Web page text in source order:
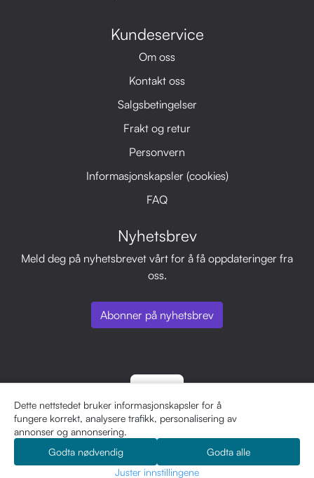
Dette nettstedet bruker informasjonskapsler for å
fungere korrekt, analysere trafikk, personalisering av
annonser og annonsering.
Godta nødvendig
Godta alle
Juster innstillingene
Kundeservice
Om oss
Kontakt oss
Salgsbetingelser
Frakt og retur
Personvern
Informasjonskapsler (cookies)
FAQ
Nyhetsbrev
Meld deg på nyhetsbrevet vårt for å få oppdateringer fra
oss.
Abonner på nyhetsbrev